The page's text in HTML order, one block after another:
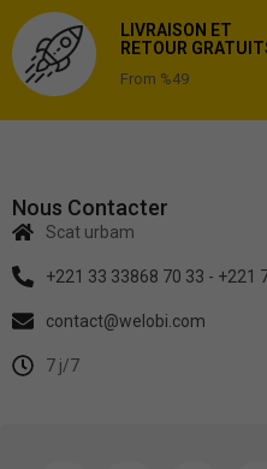
LIVRAISON ET
RETOUR
From %49
Nous Contacter
Scat urbam
+221 33 33868 70 33 - +221
contact@welobi.com
7 j/7